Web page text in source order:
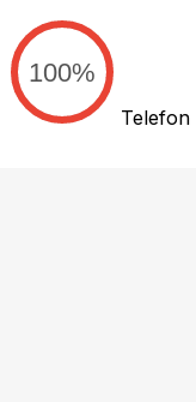
100%
Telefon